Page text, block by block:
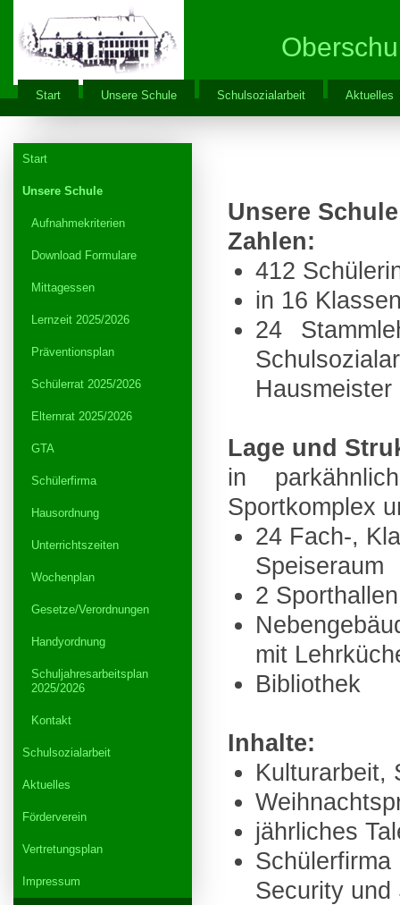
Start Unsere Schule Schulsozialarbeit Aktuelles
Start
Unsere Schule
Aufnahmekriterien
Download Formulare
Mittagessen
Lernzeit 2025/2026
Präventionsplan
Schülerrat 2025/2026
Elternrat 2025/2026
GTA
Schülerfirma
Hausordnung
Unterrichtszeiten
Wochenplan
Gesetze/Verordnungen
Handyordnung
Schuljahresarbeitsplan
2025/2026
Kontakt
Schulsozialarbeit
Aktuelles
Förderverein
Vertretungsplan
Impressum
Unsere Schule
Zahlen:
412
in 16
24
Hausmeister
Lage und
in
Sportkomplex
24 Fach-,
Speiseraum
2
mit
Bibliothek
Inhalte:
Kulturarbeit,
jährliches
Security